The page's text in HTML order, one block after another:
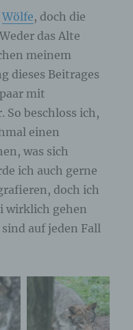
Wölfe, doch die
das Alte
meinem
dieses Beitrages
mit
So beschloss ich,
einen
was sich
ich auch gerne
doch ich
wirklich gehen
auf jeden Fall